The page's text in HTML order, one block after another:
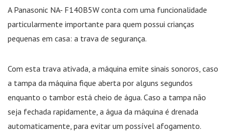
A Panasonic NA- F140B5W conta com uma funcionalidade
particularmente importante para quem possui crianças
pequenas em casa: a trava de segurança.
Com esta trava ativada, a máquina emite sinais sonoros, caso
a tampa da máquina fique aberta por alguns segundos
enquanto o tambor está cheio de água. Caso a tampa não
seja fechada rapidamente, a água da máquina é drenada
automaticamente, para evitar um possível afogamento.